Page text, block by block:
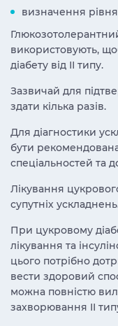
визначення рівня
використовують,
діабету від ІІ типу.
Зазвичай для
здати кілька разів.
Для діагностики
бути
спеціальностей та
Лікування
супутніх
При цукровому
лікування та
цього потрібно
вести здоровий
можна повністю
захворювання II